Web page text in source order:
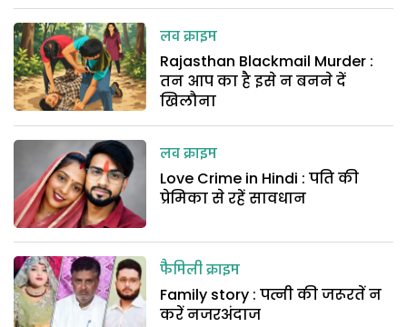
लव क्राइम
Rajasthan Blackmail Murder :
तन आप का है इसे न बनने दें
खिलौना
लव क्राइम
Love Crime in Hindi : पति की
प्रेमिका से रहें सावधान
फैमिली क्राइम
Family story : पत्नी की जरूरतें न
करें नजरअंदाज